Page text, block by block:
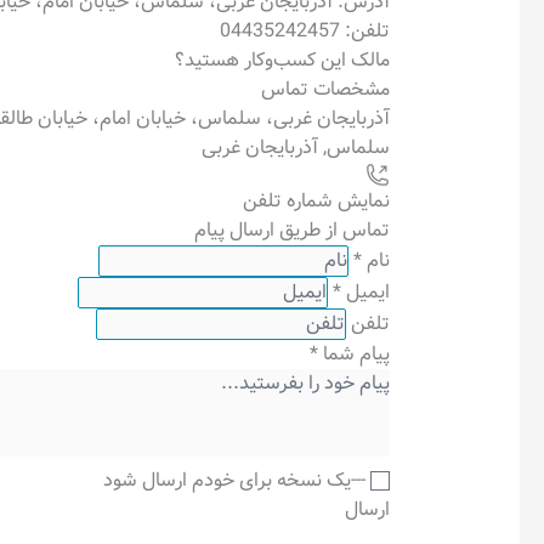
تلفن: 04435242457
مالک این کسب‌وکار هستید؟
مشخصات تماس
آذربایجان غربی، سلماس، خیابان امام، خیابان
سلماس,آذربایجان غربی
نمایش شماره تلفن
تماس از طریق ارسال پیام
نام*
ایمیل *
تلفن
پیام شما *
---یک نسخه برای خودم ارسال شود
ارسال